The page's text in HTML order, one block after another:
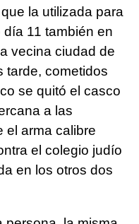
la utilizada para
11 también en
vecina ciudad de
tarde, cometidos
se quitó el casco
a las
el arma calibre
el colegio judío
en los otros dos